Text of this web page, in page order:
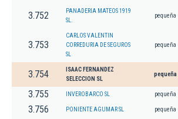
3.752
PANADERIA MATEOS 1919
SL.
pequeña
3.753
CARLOS VALENTIN
CORREDURIA DE SEGUROS
SL
pequeña
3.754
ISAAC FERNANDEZ
SELECCION SL
pequeña
3.755 INVEROBARCO SL pequeña
3.756 PONIENTE AGUMAR SL pequeña